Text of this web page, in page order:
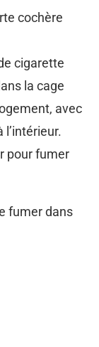
cochère
cigarette
la cage
avec
l’intérieur.
pour fumer
fumer dans